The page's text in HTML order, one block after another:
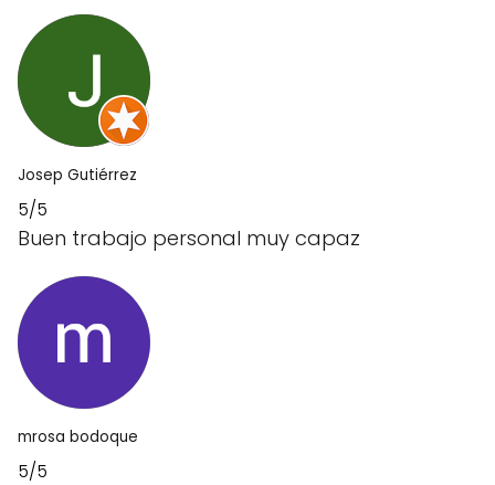
Josep Gutiérrez
5/5
Buen trabajo personal muy capaz
mrosa bodoque
5/5